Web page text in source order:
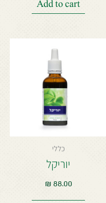
Add to cart
כללי
יוריקל
88.00
₪